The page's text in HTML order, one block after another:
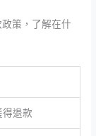
策，了解在什
退款